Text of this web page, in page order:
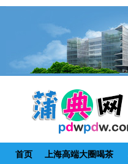
首页 上海高端大圈喝茶